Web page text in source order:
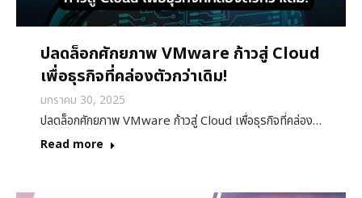
ปลดล็อกศักยภาพ VMware ก้าวสู่ Cloud
เพื่อธุรกิจที่คล่องตัวกว่าเดิม!
มกราคม 30, 2025
ปลดล็อกศักยภาพ VMware ก้าวสู่ Cloud เพื่อธุรกิจที่คล่อง…
Read more